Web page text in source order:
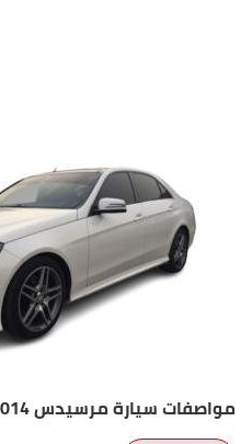
مواصفات سيارة مرسيدس E300 2014